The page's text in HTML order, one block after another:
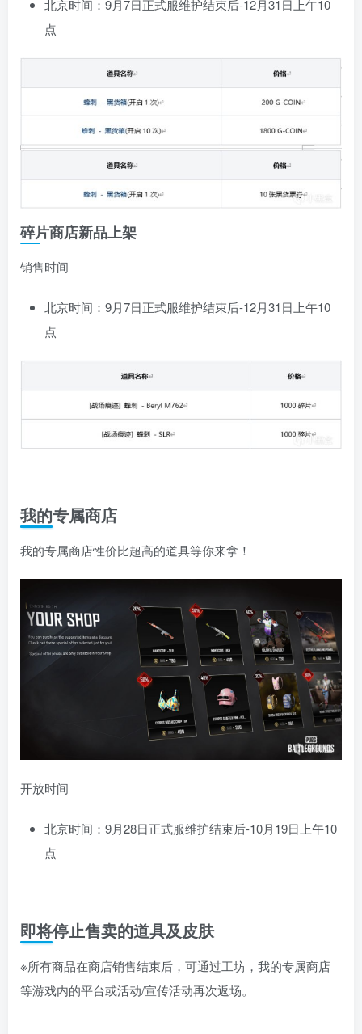
北京时间：9月7日正式服维护结束后-12月31日上午10
点
碎片商店新品上架
销售时间
北京时间：9月7日正式服维护结束后-12月31日上午10
点
我的专属商店
我的专属商店性价比超高的道具等你来拿！
开放时间
北京时间：9月28日正式服维护结束后-10月19日上午10
点
即将停止售卖的道具及皮肤
※所有商品在商店销售结束后，可通过工坊，我的专属商店
等游戏内的平台或活动/宣传活动再次返场。